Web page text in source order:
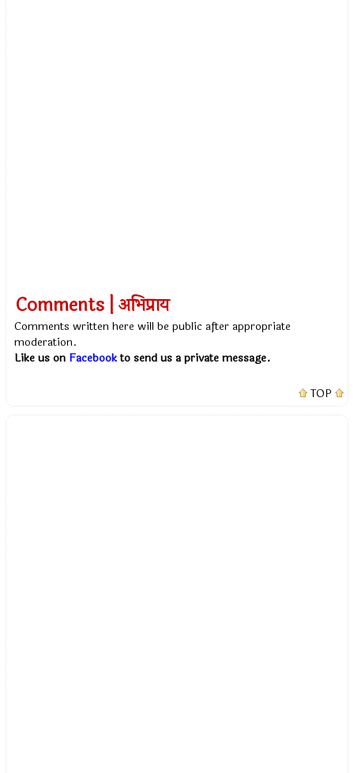
Comments | अभिप्राय
Comments written here will be public after appropriate
moderation.
Like us on Facebookto send us a private message.
TOP